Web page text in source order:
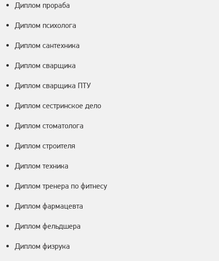
Диплом прораба
Диплом психолога
Диплом сантехника
Диплом сварщика
Диплом сварщика ПТУ
Диплом сестринское дело
Диплом стоматолога
Диплом строителя
Диплом техника
Диплом тренера по фитнесу
Диплом фармацевта
Диплом фельдшера
Диплом физрука